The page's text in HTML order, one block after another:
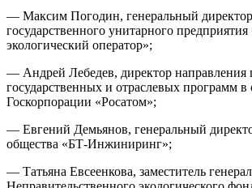
— Максим Погодин, генеральный директор
государственного унитарного
экологический оператор»;
— Андрей Лебедев, директор направления
государственных и отраслевых программ в
Госкорпорации «Росатом»;
— Евгений Демьянов, генеральный
общества «БТ-Инжиниринг»;
— Татьяна Евсеенкова, заместитель